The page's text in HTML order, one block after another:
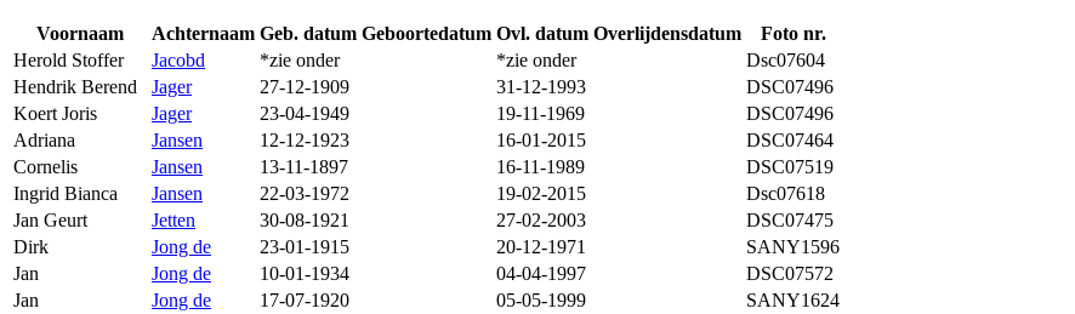
Voornaam Achternaam Geb. datum Geboortedatum Ovl. datum Overlijdensdatum
Foto nr.
Herold Stoffer
Jacobd *zie onder *zie onder
Dsc07604
Hendrik Berend
Jager 27-12-1909 31-12-1993
DSC07496
Koert Joris
Jager 23-04-1949 19-11-1969
DSC07496
Adriana
Jansen 12-12-1923 16-01-2015
DSC07464
Cornelis
Jansen 13-11-1897 16-11-1989
DSC07519
Ingrid Bianca
Jansen 22-03-1972 19-02-2015
Dsc07618
Jan Geurt
Jetten 30-08-1921 27-02-2003
DSC07475
Dirk
Jong de 23-01-1915 20-12-1971
SANY1596
Jan
Jong de 10-01-1934 04-04-1997
DSC07572
Jan
Jong de 17-07-1920 05-05-1999
SANY1624